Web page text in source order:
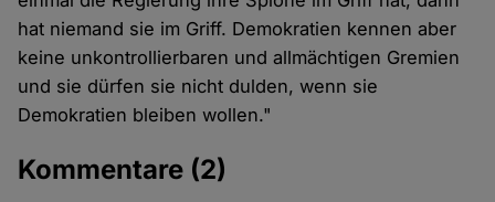
hat niemand sie im Griff. Demokratien kennen aber
keine unkontrollierbaren und allmächtigen Gremien
und sie dürfen sie nicht dulden, wenn sie
Demokratien bleiben wollen."
Kommentare (2)